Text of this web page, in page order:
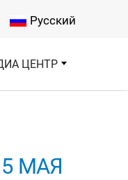
Select your
Русский
ЦЕНТР
МАЯ